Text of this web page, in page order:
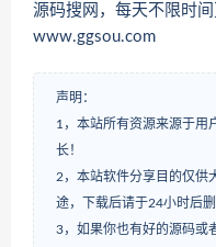
源码搜网，每天不限时
www.ggsou.com
声明：
1，本站所有资源来源于用
长！
2，本站软件分享目的仅供
途，下载后请于24小时后
3，如果你也有好的源码或